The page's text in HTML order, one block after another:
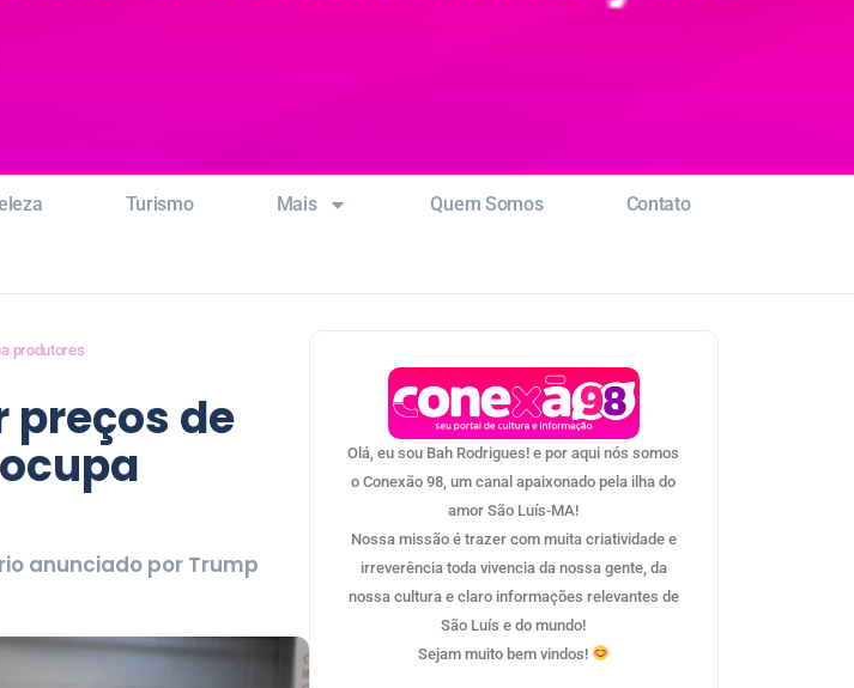
Turismo Mais Quem Somos Contato
produtores
preços de
anunciado por Trump
Olá, eu sou Bah Rodrigues! e por aqui nós somos
o Conexão 98, um canal apaixonado pela ilha do
amor São Luís-MA!
Nossa missão é trazer com muita criatividade e
irreverência toda vivencia da nossa gente, da
nossa cultura e claro informações relevantes de
São Luís e do mundo!
Sejam muito bem vindos!